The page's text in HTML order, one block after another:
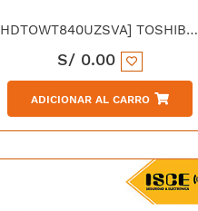
[HDTOWT840UZSVA] TOSHIBA DISCO DURO HD S300 4TB SURVILLANCE
S/ 0.00
ADICIONAR AL CARRO